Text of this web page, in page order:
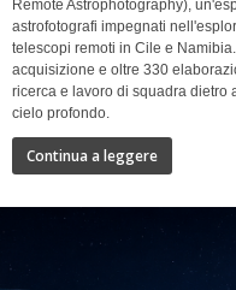
Remote Astrophotography),
astrofotografi impegnati
telescopi remoti in Cile e
acquisizione e oltre 330
ricerca e lavoro di squadra dietro
cielo profondo.
Continua a leggere